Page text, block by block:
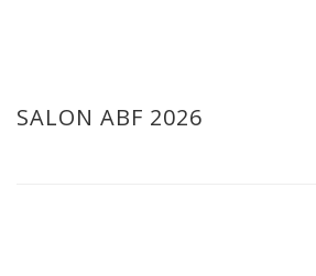
SALON ABF 2026